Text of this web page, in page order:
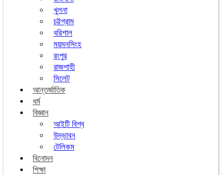
খুলনা
চট্টগ্রাম
বরিশাল
ময়মনসিংহ
রংপুর
রাজশাহী
সিলেট
আন্তর্জাতিক
ধর্ম
বিজ্ঞান
আইটি বিশ্ব
উদ্ভাবন
টেলিকম
বিনোদন
শিক্ষা